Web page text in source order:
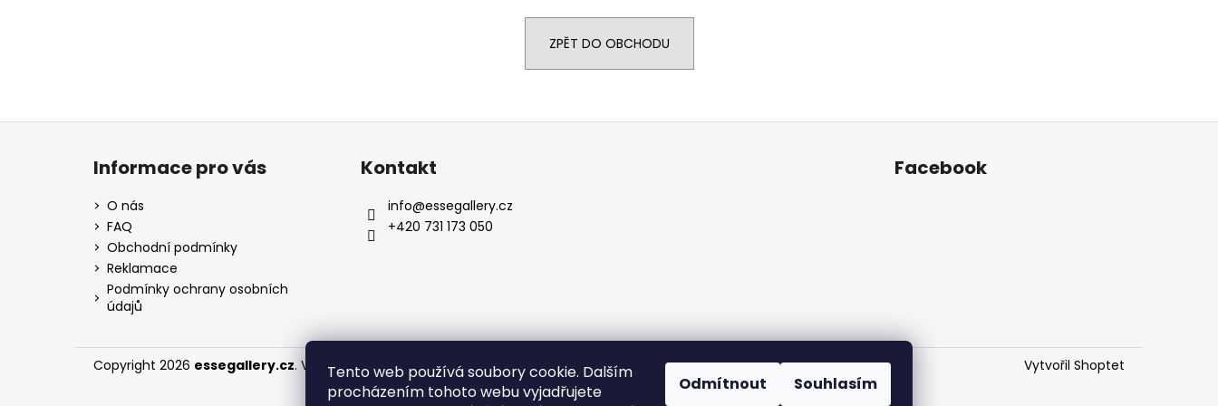
Tento web používá soubory cookie. Dalším
procházením tohoto webu vyjadřujete
Odmítnout Souhlasím
ZPĚT DO OBCHODU
Z
Informace pro vás
O nás
FAQ
Obchodní podmínky
Reklamace
Podmínky ochrany osobních
údajů
Kontakt
info@essegallery.cz
+420 731 173 050
Facebook
Vytvořil Shoptet
Copyright 2026 essegallery.cz. Všechna práva vyhrazena.